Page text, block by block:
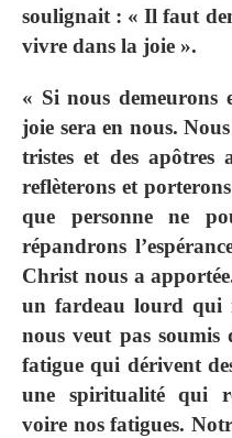
soulignait : « Il faut
vivre dans la joie ».
« Si nous
joie sera en nous.
tristes et des apôtres
reflèterons et
que personne ne
répandrons
Christ nous a
un fardeau lourd qui
nous veut pas soumis
fatigue qui dérivent
une spiritualité qui
voire nos fatigues.